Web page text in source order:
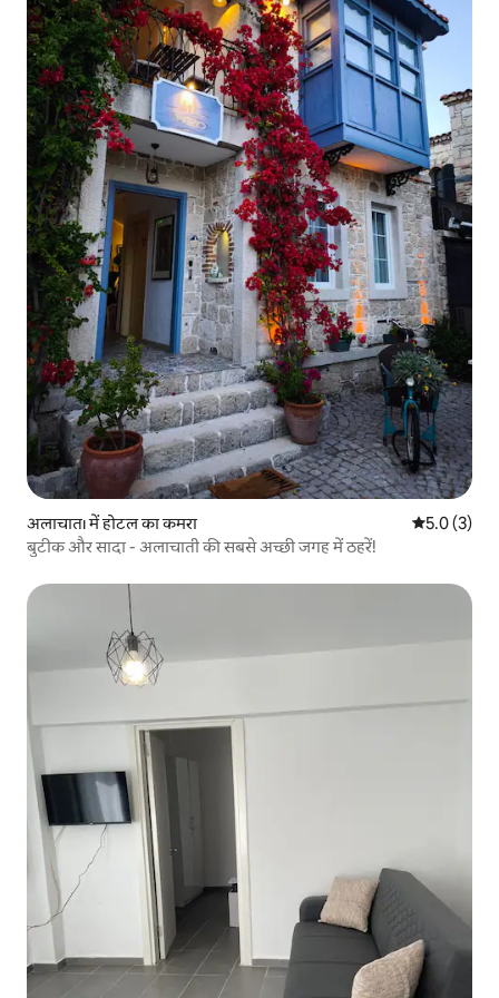
अलाचातı में होटल का कमरा औसत रेटिंग 5
5.0 (3)
बुटीक और सादा - अलाचाती की सबसे अच्छी जगह में ठहरें!